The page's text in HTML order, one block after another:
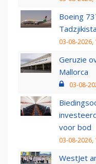
Boeing
03-08-2026,
Geruzie
Mallorca
03-08-
voor bod
03-08-2026,
WestJet